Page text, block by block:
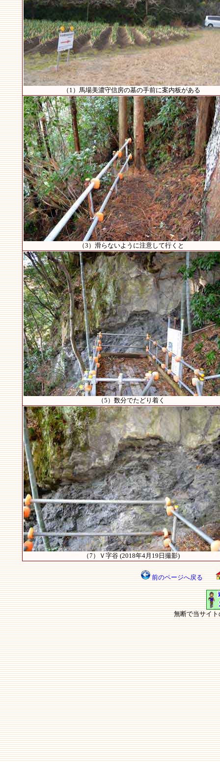
（1）馬場美濃守信房の墓の手前に案内板がある
（3）滑らないように注意して行くと
（5）数分でたどり着く
（7）Ｖ字谷 (2018年4月19日撮影)
前のページへ戻る
無断で当サイ